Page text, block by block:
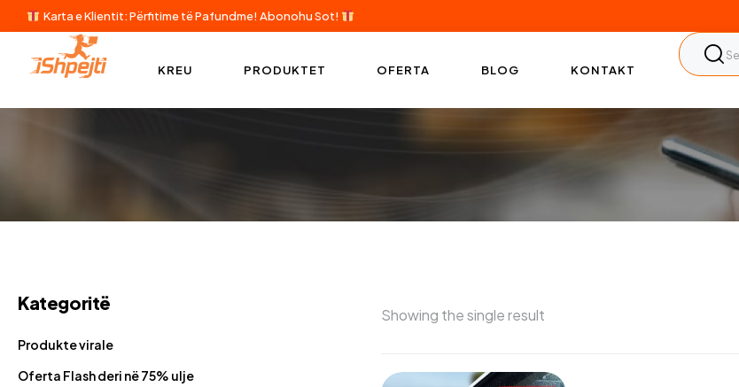
Karta e Klientit: Përfitime të Pafundme! Abonohu Sot!
KREU PRODUKTET OFERTA BLOG KONTAKT
Showing the single result
Kategoritë
Produkte virale
Oferta Flash deri në 75% ulje